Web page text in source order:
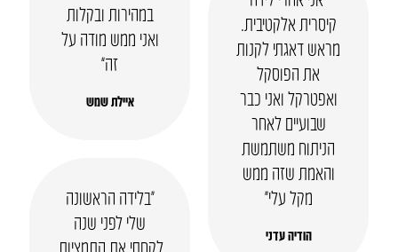
במהירות ובקלות
ואני ממש מודה על
זה”
איילת שמש
קיסרית אלקטיבית.
מראש דאגתי לקנות
את הפוסקל
ואפטרקל ואני כבר
שבועיים לאחר
הניתוח משתמשת
והאמת שזה ממש
מקל עלי״
הודיה עדני
“בלידה הראשונה
שלי לפני שנה
לקחתי את התמציות,